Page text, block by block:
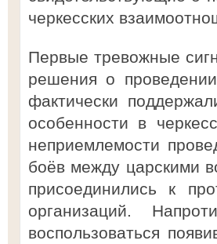
черкесских
Первые тревожные
решения о
фактически
особенности в
неприемлемости
боёв между царскими
присоединились к
организаций.
воспользоваться